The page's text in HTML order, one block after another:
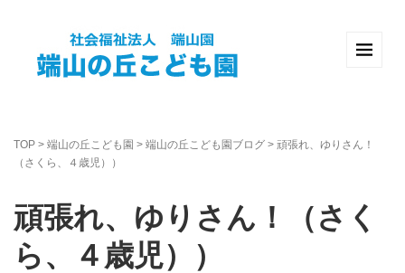
TOP > 端山の丘こども園 > 端山の丘こども園ブログ > 頑張れ、ゆりさん！
（さくら、４歳児））
頑張れ、ゆりさん！（さく
ら、４歳児））